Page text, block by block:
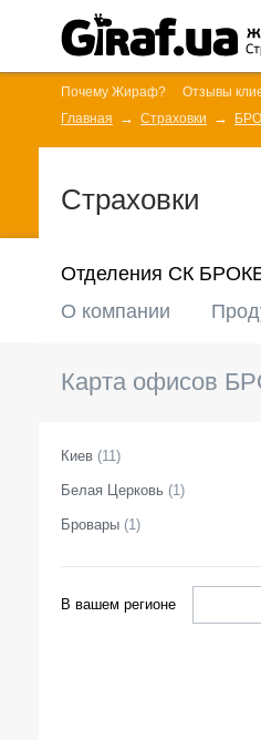
Почему Жираф? Отзывы
Главная
Страховки
Страховки
Отделения СК
О компании
Карта офисов
Киев (11)
Белая Церковь (1)
Бровары (1)
В вашем регионе